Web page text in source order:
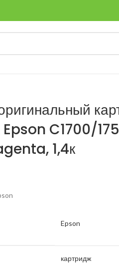
Epson C1700/
1,4к
Epson
картридж